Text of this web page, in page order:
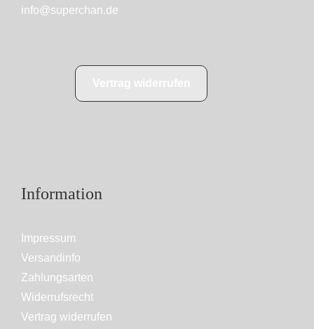
info@superchan.de
Information
Impressum
Versandinfo
Zahlungsarten
Widerrufsrecht
Vertrag widerrufen